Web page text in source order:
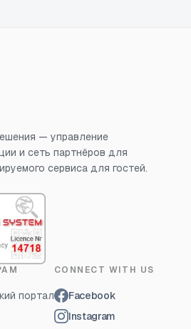
— управление
и сеть партнёров для
сервиса для гостей.
портал
CONNECT WITH US
Facebook
Instagram